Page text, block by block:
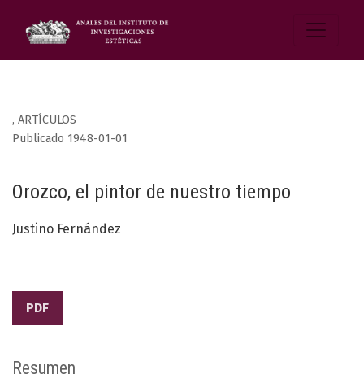
, ARTÍCULOS
Orozco, el pintor de nuestro tiempo
Publicado 1948-01-01
Justino Fernández
PDF
Resumen